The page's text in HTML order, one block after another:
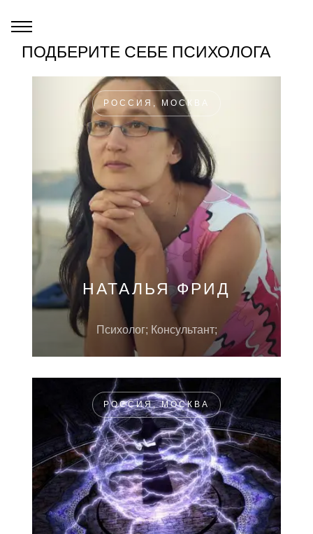
ПОДБЕРИТЕ СЕБЕ ПСИХОЛОГА
РОССИЯ, МОСКВА
НАТАЛЬЯ ФРИД
Психолог; Консультант;
РОССИЯ, МОСКВА